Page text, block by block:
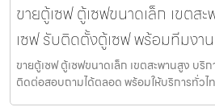
ขายตู้เซฟ ตู้เซฟขนาดเล็ก เขตส
เซฟ รับติดตั้งตู้เซฟ พร้อมทีมงา
ขายตู้เซฟ ตู้เซฟขนาดเล็ก เขตสะพานสูง บริ
ติดต่อสอบถามได้ตลอด พร้อมให้บริการทั่วไ